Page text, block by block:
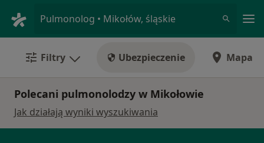
Pulmonolog • Mikołów, śląskie
Filtry Ubezpieczenie Mapa
Polecani pulmonolodzy w Mikołowie
Jak działają wyniki wyszukiwania